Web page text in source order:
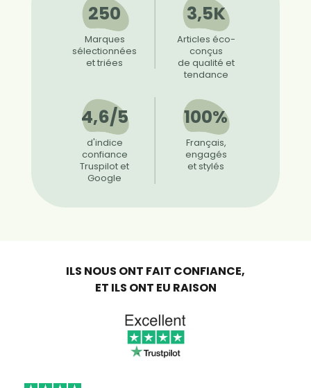
250
Marques
sélectionnées
et triées
3,5K
Articles éco-
conçus
de qualité et
tendance
4,6/5
d'indice
confiance
Truspilot et
Google
100%
Français,
engagés
et stylés
ILS NOUS ONT FAIT CONFIANCE,
ET ILS ONT EU RAISON